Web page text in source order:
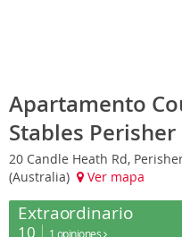
Apartamento
Stables Perisher
20 Candle Heath Rd,
(Australia)
Ver mapa
Extraordinario
10 1 opiniones